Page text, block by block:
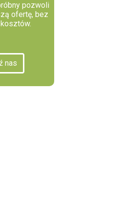
pozwoli
ofertę, bez
nas